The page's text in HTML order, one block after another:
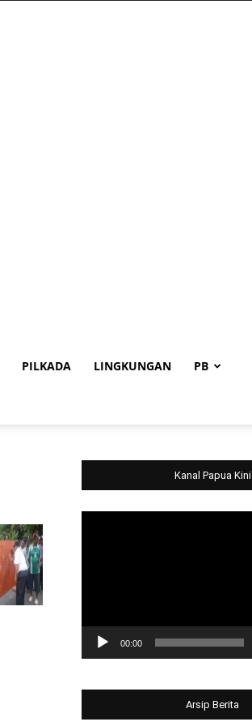
PILKADA LINGKUNGAN PB
Kanal Papua Kini
00:00
Arsip Berita